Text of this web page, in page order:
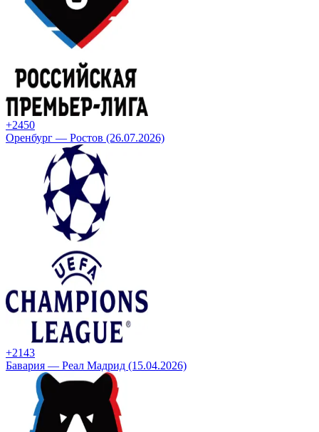
+2450
Оренбург — Ростов (26.07.2026)
+2143
Бавария — Реал Мадрид (15.04.2026)